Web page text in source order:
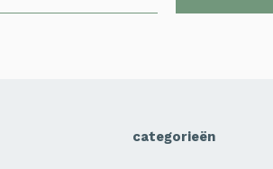
categorieën